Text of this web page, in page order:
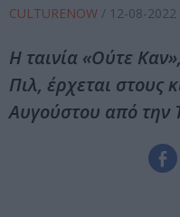
CULTURENOW / 12-08-2022
Η ταινία «Ούτε
Πιλ, έρχεται στους
Αυγούστου από την